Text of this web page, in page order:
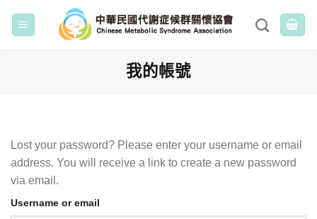
我的帳號
Lost your password? Please enter your username or email
address. You will receive a link to create a new password
via email.
Username or email